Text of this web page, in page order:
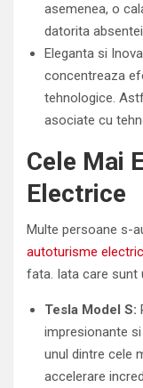
asemenea, o
datorita
Eleganta si
concentreaza
tehnologice.
asociate cu
Cele Mai
Electrice
Multe persoane s-
autoturisme
fata. Iata care sunt
Tesla Model S:
impresionante
unul dintre cele
accelerare